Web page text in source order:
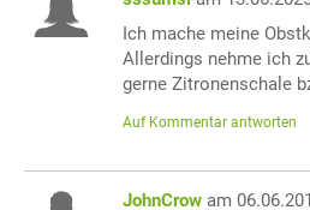
Ich mache meine
Allerdings nehme ich
gerne Zitronenschale
Auf Kommentar antworten
JohnCrow am